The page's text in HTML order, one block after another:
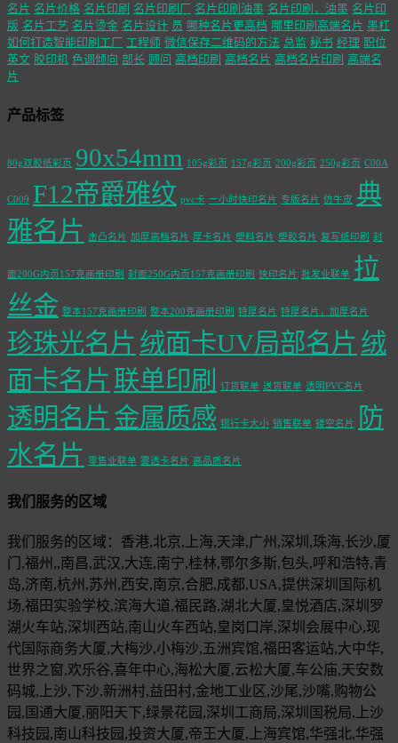
名片 名片价格 名片印刷 名片印刷厂 名片印刷油墨 名片印刷，油墨 名片印
版 名片工艺 名片烫金 名片设计 员 哪种名片更高档 哪里印刷高端名片 墨杠
如何打造智能印刷工厂 工程师 微信保存二维码的方法 总监 秘书 经理 职位
英文 胶印机 色调倾向 部长 顾问 高档印刷 高档名片 高档名片印刷 高端名
片
产品标签
80g双胶纸彩页 90x54mm 105g彩页 157g彩页 200g彩页 250g彩页 C00A
C009 F12帝爵雅纹 pvc卡 一小时快印名片 专版名片 仿牛皮 典
雅名片 击凸名片 加厚高档名片 厚卡名片 塑料名片 塑胶名片 复写纸印刷 封
面200G内页157克画册印刷 封面250G内页157克画册印刷 快印名片 批发业联单 拉
丝金 整本157克画册印刷 整本200克画册印刷 特厚名片 特厚名片，加厚名片
珍珠光名片 绒面卡UV局部名片 绒
面卡名片 联单印刷 订货联单 送货联单 透明PVC名片
透明名片 金属质感 银行卡大小 销售联单 镂空名片
防
水名片 零售业联单 雾透卡名片 高品质名片
我们服务的区域
我们服务的区域：香港,北京,上海,天津,广州,深圳,珠海,长沙,厦
门,福州,,南昌,武汉,大连,南宁,桂林,鄂尔多斯,包头,呼和浩特,青
岛,济南,杭州,苏州,西安,南京,合肥,成都,USA,提供深圳国际机
场,福田实验学校,滨海大道,福民路,湖北大厦,皇悦酒店,深圳罗
湖火车站,深圳西站,南山火车西站,皇岗口岸,深圳会展中心,现
代国际商务大厦,大梅沙,小梅沙,五洲宾馆,福田客运站,大中华,
世界之窗,欢乐谷,喜年中心,海松大厦,云松大厦,车公庙,天安数
码城,上沙,下沙,新洲村,益田村,金地工业区,沙尾,沙嘴,购物公
园,国通大厦,丽阳天下,绿景花园,深圳工商局,深圳国税局,上沙
科技园,南山科技园,投资大厦,帝王大厦,上海宾馆,华强北,华强